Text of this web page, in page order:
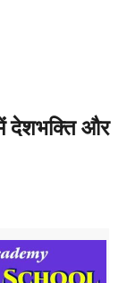
देशभक्ति और